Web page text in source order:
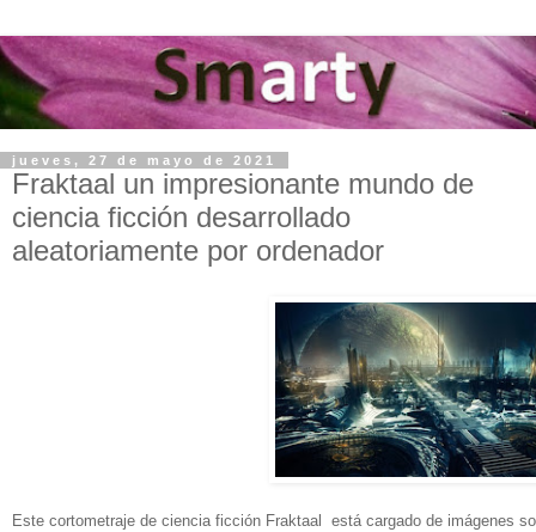
jueves, 27 de mayo de 2021
Fraktaal un impresionante mundo de
ciencia ficción desarrollado
aleatoriamente por ordenador
Este cortometraje de ciencia ficción Fraktaal está cargado de imágenes